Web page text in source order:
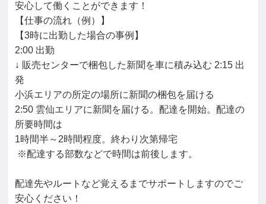
安心して働くことができます！
【仕事の流れ（例）】
【3時に出勤した場合の事例】
2:00 出勤
↓ 販売センターで梱包した新聞を車に積み込む 2:15 出
発
小浜エリアの所定の場所に新聞の梱包を届ける
2:50 雲仙エリアに新聞を届ける。配達を開始。配達の
所要時間は
1時間半～2時間程度。終わり次第帰宅
配達先やルートなど覚えるまでサポートしますのでご
安心ください！